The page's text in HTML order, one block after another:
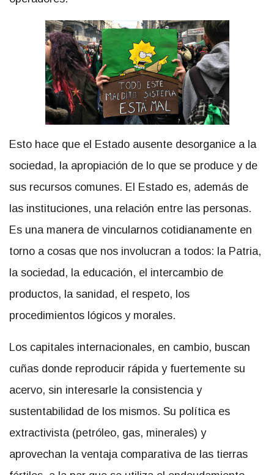
Esto hace que el Estado ausente desorganice a la
sociedad, la apropiación de lo que se produce y de
sus recursos comunes. El Estado es, además de
las instituciones, una relación entre las personas.
Es una manera de vincularnos cotidianamente en
torno a cosas que nos involucran a todos: la Patria,
la sociedad, la educación, el intercambio de
productos, la sanidad, el respeto, los
procedimientos lógicos y morales.
Los capitales internacionales, en cambio, buscan
cuñas donde reproducir rápida y fuertemente su
acervo, sin interesarle la consistencia y
sustentabilidad de los mismos. Su política es
extractivista (petróleo, gas, minerales) y
aprovechan la ventaja comparativa de las tierras